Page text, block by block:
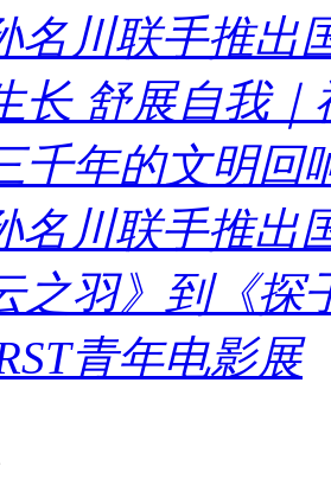
名川联手推出
长 舒展自我
千年的文明回
名川联手推出
之羽》到《探
青年电影展